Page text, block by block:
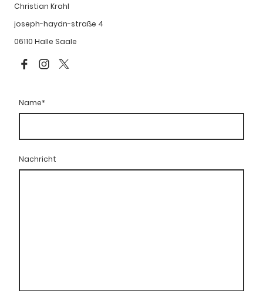
Christian Krahl
joseph-haydn-straße 4
06110 Halle Saale
Name*
Nachricht